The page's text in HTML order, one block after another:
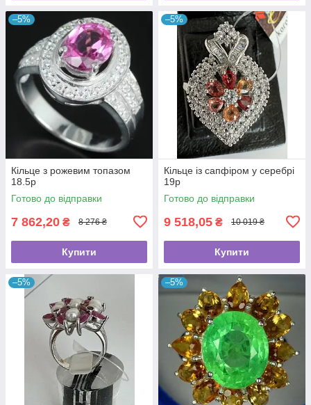
–5%
Кільце з рожевим топазом
18.5р
Готово до відправки
7 862,20 ₴ 8 276 ₴
Купити
–5%
Кільце із сапфіром у серебрі
19р
Готово до відправки
9 518,05 ₴ 10 019 ₴
Купити
–5% –5%